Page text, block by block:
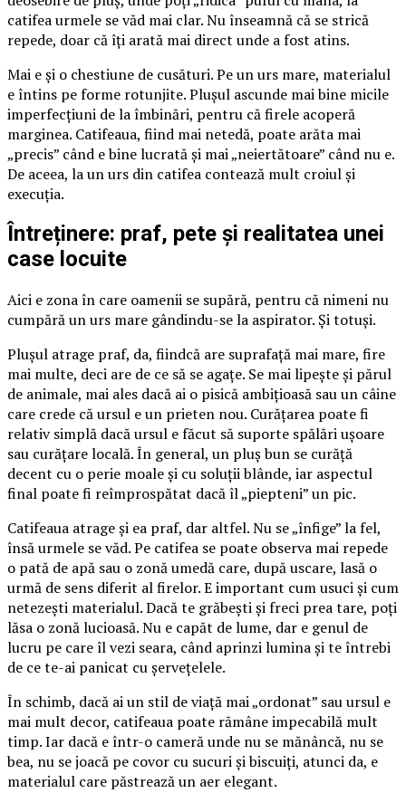
catifea urmele se văd mai clar. Nu înseamnă că se strică
repede, doar că îți arată mai direct unde a fost atins.
Mai e și o chestiune de cusături. Pe un urs mare, materialul
e întins pe forme rotunjite. Plușul ascunde mai bine micile
imperfecțiuni de la îmbinări, pentru că firele acoperă
marginea. Catifeaua, fiind mai netedă, poate arăta mai
„precis” când e bine lucrată și mai „neiertătoare” când nu e.
De aceea, la un urs din catifea contează mult croiul și
execuția.
Întreținere: praf, pete și realitatea unei
case locuite
Aici e zona în care oamenii se supără, pentru că nimeni nu
cumpără un urs mare gândindu-se la aspirator. Și totuși.
Plușul atrage praf, da, fiindcă are suprafață mai mare, fire
mai multe, deci are de ce să se agațe. Se mai lipește și părul
de animale, mai ales dacă ai o pisică ambițioasă sau un câine
care crede că ursul e un prieten nou. Curățarea poate fi
relativ simplă dacă ursul e făcut să suporte spălări ușoare
sau curățare locală. În general, un pluș bun se curăță
decent cu o perie moale și cu soluții blânde, iar aspectul
final poate fi reîmprospătat dacă îl „piepteni” un pic.
Catifeaua atrage și ea praf, dar altfel. Nu se „înfige” la fel,
însă urmele se văd. Pe catifea se poate observa mai repede
o pată de apă sau o zonă umedă care, după uscare, lasă o
urmă de sens diferit al firelor. E important cum usuci și cum
netezești materialul. Dacă te grăbești și freci prea tare, poți
lăsa o zonă lucioasă. Nu e capăt de lume, dar e genul de
lucru pe care îl vezi seara, când aprinzi lumina și te întrebi
de ce te-ai panicat cu șervețelele.
În schimb, dacă ai un stil de viață mai „ordonat” sau ursul e
mai mult decor, catifeaua poate rămâne impecabilă mult
timp. Iar dacă e într-o cameră unde nu se mănâncă, nu se
bea, nu se joacă pe covor cu sucuri și biscuiți, atunci da, e
materialul care păstrează un aer elegant.